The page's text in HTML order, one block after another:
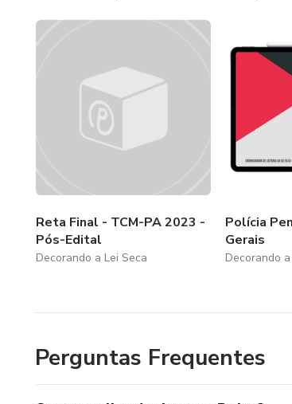
Reta Final - TCM-PA 2023 -
Pós-Edital
Decorando a Lei Seca
Polícia
Gerais
Decorando
Perguntas Frequentes